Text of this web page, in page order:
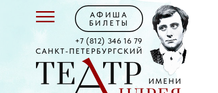
САНКТ-ПЕТЕРБУРГСКИЙ
ИМЕНИ
+7 (812) 346 16 79
АФИША
БИЛЕТЫ